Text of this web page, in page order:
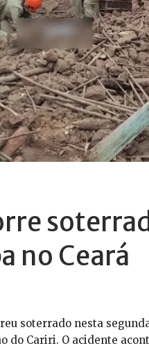
no Ceará
soterrado nesta
do Cariri. O acidente